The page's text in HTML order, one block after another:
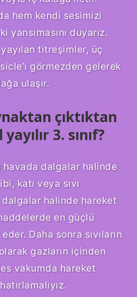
hem kendi sesimizi
yansımasını duyarız.
titreşimler, üç
görmezden gelerek
ulaşır.
çıktıktan
3. sınıf?
havada dalgalar halinde
katı veya sıvı
halinde hareket
en güçlü
Daha sonra sıvıların
gazların içinden
vakumda hareket